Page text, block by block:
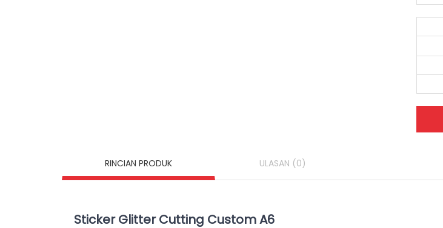
RINCIAN PRODUK ULASAN (0)
Sticker Glitter Cutting Custom A6